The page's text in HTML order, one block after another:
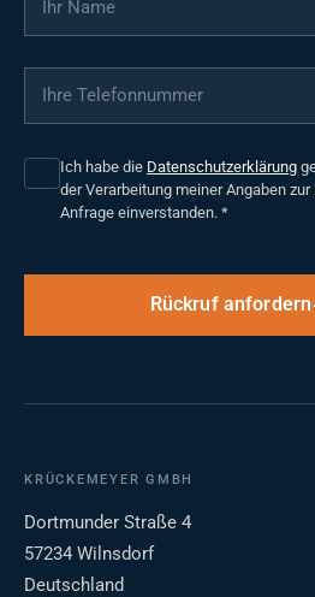
Ihre Telefonnummer
Ich habe die Datenschutzerklärung
der Verarbeitung meiner Angaben
Anfrage einverstanden. *
Rückruf anfordern
KRÜCKEMEYER GMBH
Dortmunder Straße 4
57234 Wilnsdorf
Deutschland